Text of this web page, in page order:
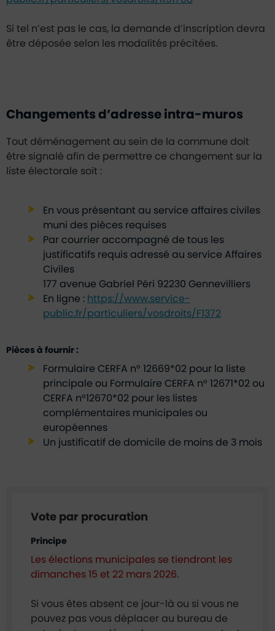
Si tel n’est pas le cas, la demande d’inscription devra
être déposée selon les modalités précitées.
Changements d’adresse intra-muros
Tout déménagement au sein de la commune doit
être signalé afin de permettre ce changement sur la
liste électorale soit :
En vous présentant au service affaires civiles
muni des pièces requises
Par courrier accompagné de tous les
justificatifs requis adressé au service Affaires
Civiles
177 avenue Gabriel Péri 92230 Gennevilliers
En ligne : https://www.service-
public.fr/particuliers/vosdroits/F1372
Pièces à fournir :
Formulaire CERFA n° 12669*02 pour la liste
principale ou Formulaire CERFA n° 12671*02 ou
CERFA n°12670*02 pour les listes
complémentaires municipales ou
européennes
Un justificatif de domicile de moins de 3 mois
Vote par procuration
Principe
Les élections municipales se tiendront les
dimanches 15 et 22 mars 2026.
Si vous êtes absent ce jour-là ou si vous ne
pouvez pas vous déplacer au bureau de